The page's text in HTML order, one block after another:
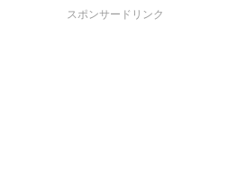
スポンサードリンク